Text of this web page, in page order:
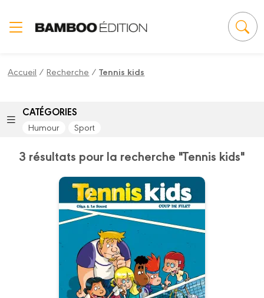
Accueil /Recherche /Tennis kids
CATÉGORIES
Humour Sport
3 résultats pour la recherche "Tennis kids"
Tennis kids
Tome 02
Date de parution :
29/04/2015